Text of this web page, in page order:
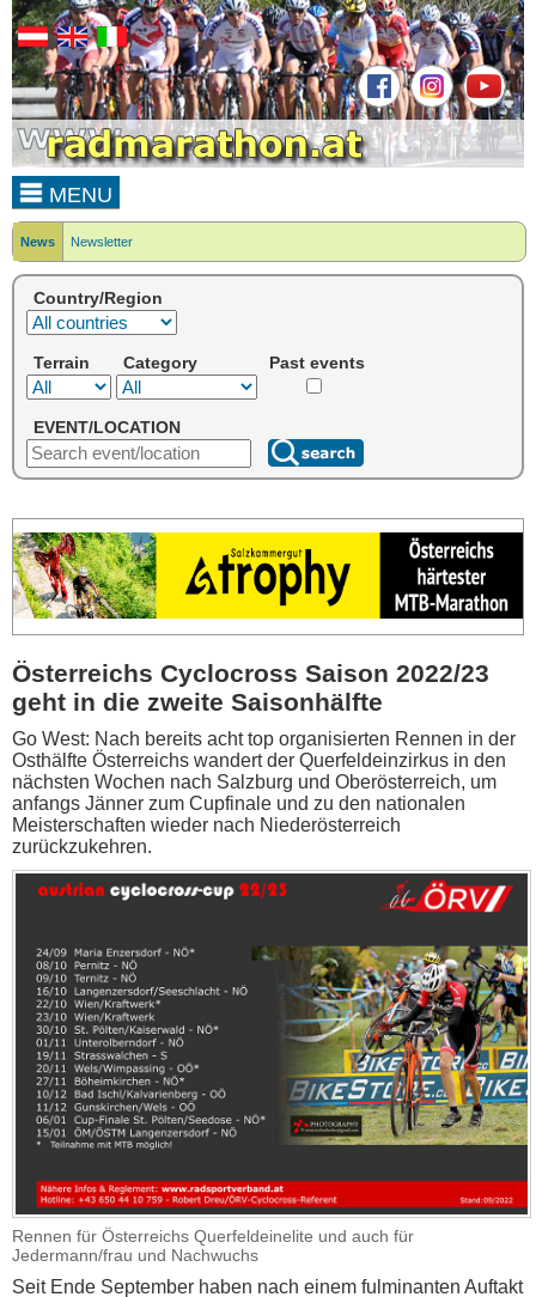
MENU
News Newsletter
Country/Region
Terrain Category Past events
EVENT/LOCATION
Österreichs Cyclocross Saison 2022/23
geht in die zweite Saisonhälfte
Go West: Nach bereits acht top organisierten Rennen in der
Osthälfte Österreichs wandert der Querfeldeinzirkus in den
nächsten Wochen nach Salzburg und Oberösterreich, um
anfangs Jänner zum Cupfinale und zu den nationalen
Meisterschaften wieder nach Niederösterreich
zurückzukehren.
Rennen für Österreichs Querfeldeinelite und auch für
Jedermann/frau und Nachwuchs
Seit Ende September haben nach einem fulminanten Auftakt